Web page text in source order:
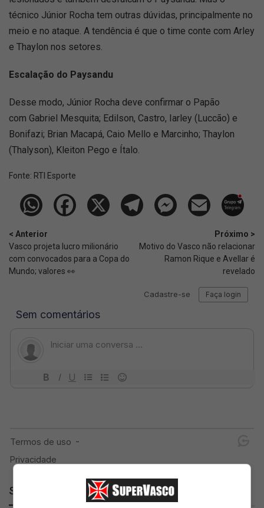
técnico Júnior Rocha tem outras dúvidas, principalmente no
meio e no ataque. A tendência é que o time conte com Arley
e Thaylon nos setores.
Escalação do Paysandu
Desse modo, Júnior Rocha deve confirmar o Papão
com Gabriel Mesquita; Edilson, Castro, Iarley (Luccão) e
Bonifazi; Brian Macapá, Caio Mello e Marcinho; Thaylon
(Thalyson), Kleiton Pego e Ítalo.
Fonte: RTI Esporte
< Anterior
Vasco projeta lucro milionário
com convocados para a Copa do
Mundo; valores 👀
Próximo >
Motivo do Vasco não relacionar
Ramon Rique e Avellar é
revelado
SuperVasco